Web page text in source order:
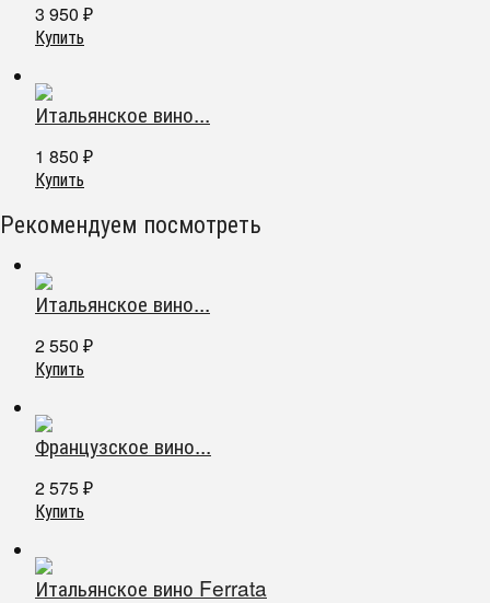
3 950 ₽
Купить
Итальянское вино...
1 850 ₽
Купить
Рекомендуем посмотреть
Итальянское вино...
2 550 ₽
Купить
Французское вино...
2 575 ₽
Купить
Итальянское вино Ferrata